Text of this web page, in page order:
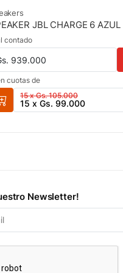
JBL CHARGE 6 AZUL
contado
939.000
cuotas de
15 x Gs. 105.000
15 x Gs. 99.000
Newsletter!